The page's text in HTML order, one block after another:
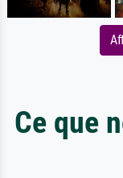
Ce que